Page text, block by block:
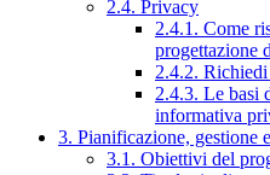
2.4. Privacy
2.4.1. Come
progettazione
2.4.2. Richiedi
2.4.3. Le basi
informativa
3. Pianificazione, gestione
3.1. Obiettivi del